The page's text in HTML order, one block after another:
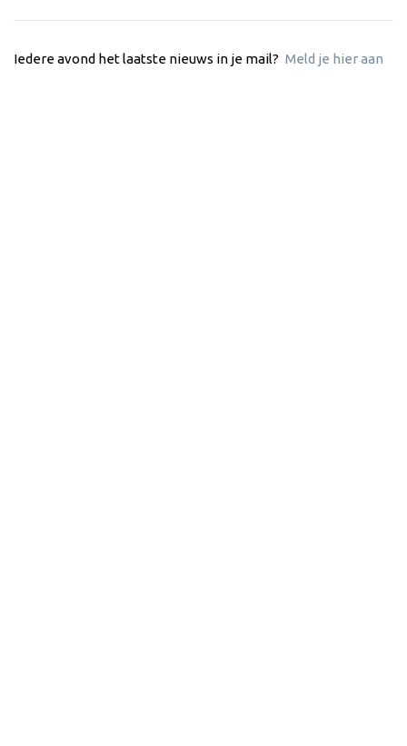
Iedere avond het laatste nieuws in je mail? Meld je hier aan